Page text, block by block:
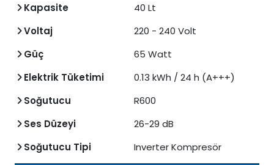
Kapasite
40 Lt
Voltaj
220 - 240 Volt
Güç
65 Watt
Elektrik Tüketimi
0.13 kWh / 24 h (A+++)
Soğutucu
R600
Ses Düzeyi
26-29 dB
Soğutucu Tipi
Inverter Kompresör